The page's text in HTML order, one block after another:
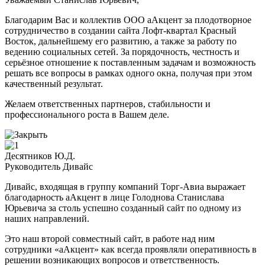
Благодарим Вас и коллектив ООО аАкцент за плодотворное
сотрудничество в создании сайта Лофт-квартал Красный
Восток, дальнейшему его развитию, а также за работу по
ведению социальных сетей. За порядочность, честность и
серьёзное отношение к поставленным задачам и возможность
решать все вопросы в рамках одного окна, получая при этом
качественный результат.
Желаем ответственных партнеров, стабильности и
профессионального роста в Вашем деле.
Десятников Ю.Д.
Руководитель Дивайс
Дивайс, входящая в группу компаний Торг-Авиа выражает
благодарность аАкцент в лице Голоднова Станислава
Юрьевича за столь успешно созданный сайт по одному из
наших направлений.
Это наш второй совместный сайт, в работе над ним
сотрудники «аАкцент» как всегда проявляли оперативность в
решении возникающих вопросов и ответственность.